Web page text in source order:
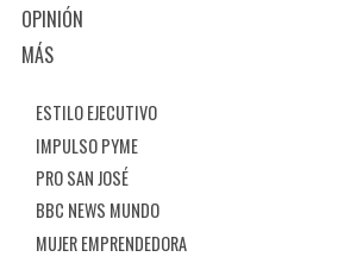
OPINIÓN
MÁS
ESTILO EJECUTIVO
IMPULSO PYME
PRO SAN JOSÉ
BBC NEWS MUNDO
MUJER EMPRENDEDORA